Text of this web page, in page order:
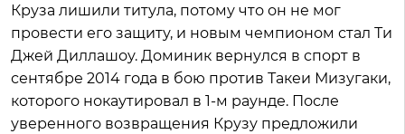
Круза лишили титула, потому что он не мог
провести его защиту, и новым чемпионом стал Ти
Джей Диллашоу. Доминик вернулся в спорт в
сентябре 2014 года в бою против Такеи Мизугаки,
которого нокаутировал в 1-м раунде. После
уверенного возвращения Крузу предложили